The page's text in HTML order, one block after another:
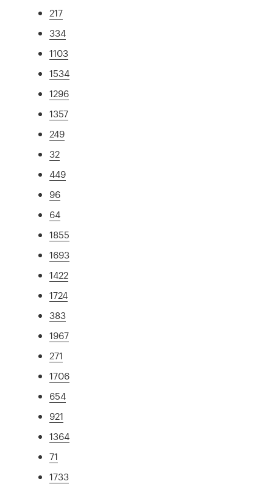
217
334
1103
1534
1296
1357
249
32
449
96
64
1855
1693
1422
1724
383
1967
271
1706
654
921
1364
71
1733